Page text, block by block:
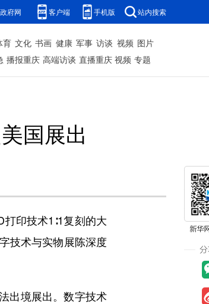
府网 客户端 手机版 站内搜索
育 文化 书画 健康 军事 访谈 视频 图片
播报重庆 高端访谈 直播重庆 视频 专题
国展出
印技术1∶1复刻的大
技术与实物展陈深度
出境展出。数字技术